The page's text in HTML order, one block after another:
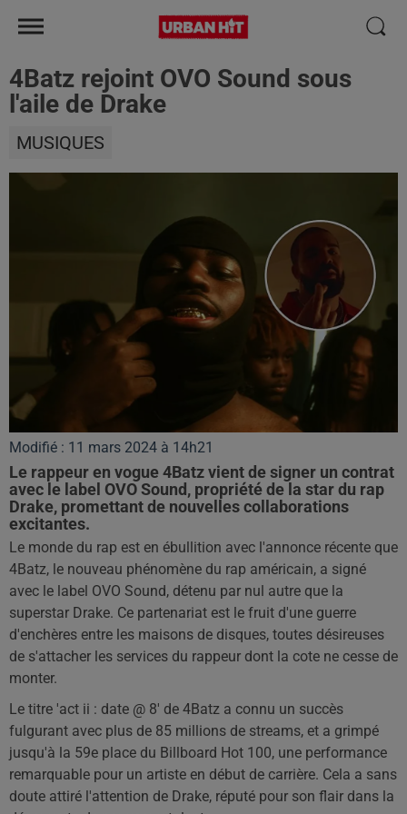
4Batz rejoint OVO Sound sous
l'aile de Drake
MUSIQUES
Modifié : 11 mars 2024 à 14h21
Le rappeur en vogue 4Batz vient de signer un contrat
avec le label OVO Sound, propriété de la star du rap
Drake, promettant de nouvelles collaborations
excitantes.
Le monde du rap est en ébullition avec l'annonce récente que
4Batz, le nouveau phénomène du rap américain, a signé
avec le label OVO Sound, détenu par nul autre que la
superstar Drake. Ce partenariat est le fruit d'une guerre
d'enchères entre les maisons de disques, toutes désireuses
de s'attacher les services du rappeur dont la cote ne cesse de
monter.
Le titre 'act ii : date @ 8' de 4Batz a connu un succès
fulgurant avec plus de 85 millions de streams, et a grimpé
jusqu'à la 59e place du Billboard Hot 100, une performance
remarquable pour un artiste en début de carrière. Cela a sans
doute attiré l'attention de Drake, réputé pour son flair dans la